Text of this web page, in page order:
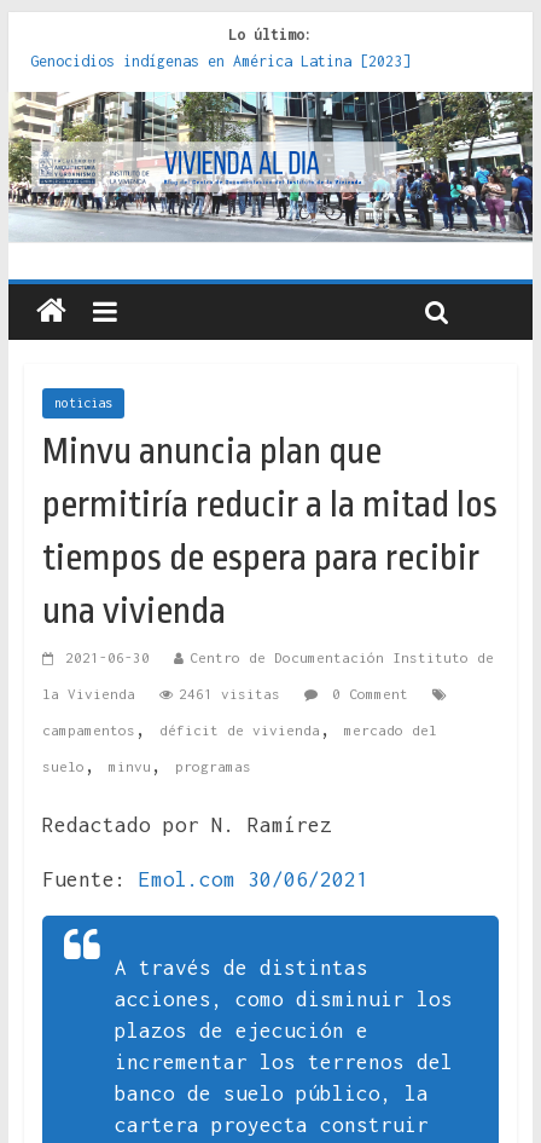
Lo último:
Genocidios indígenas en América Latina [2023]
Estudios sobre la espacialización de los Estados :
políticas, prácticas y representaciones [2022]
Donde el pedernal choca con el acero : hacia una teoría
crítica de las fronteras latinoamericanas [2020]
Criterios técnicos para una vivienda adecuada [2019]
Red de consultorios de la Caja del Seguro Obrero en
Santiago : un patrimonio emblemático [2014]
noticias
Minvu anuncia plan que
permitiría reducir a la mitad los
tiempos de espera para recibir
una vivienda
2021-06-30 Centro de Documentación Instituto de
la Vivienda 2461 visitas 0 Comment
campamentos , déficit de vivienda , mercado del
suelo , minvu , programas
Redactado por N. Ramírez
Fuente: Emol.com 30/06/2021
A través de distintas
acciones, como disminuir los
plazos de ejecución e
incrementar los terrenos del
banco de suelo público, la
cartera proyecta construir